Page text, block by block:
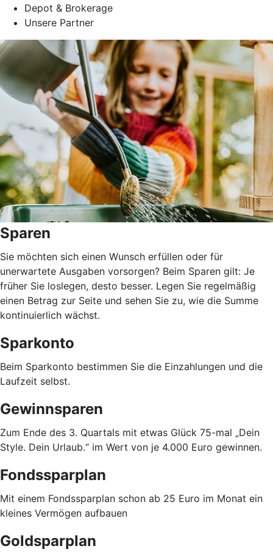
Depot & Brokerage
Unsere Partner
Sparen
Sie möchten sich einen Wunsch erfüllen oder für
unerwartete Ausgaben vorsorgen? Beim Sparen gilt: Je
früher Sie loslegen, desto besser. Legen Sie regelmäßig
einen Betrag zur Seite und sehen Sie zu, wie die Summe
kontinuierlich wächst.
Sparkonto
Beim Sparkonto bestimmen Sie die Einzahlungen und die
Laufzeit selbst.
Gewinnsparen
Zum Ende des 3. Quartals mit etwas Glück 75-mal „Dein
Style. Dein Urlaub.“ im Wert von je 4.000 Euro gewinnen.
Fondssparplan
Mit einem Fondssparplan schon ab 25 Euro im Monat ein
kleines Vermögen aufbauen
Goldsparplan